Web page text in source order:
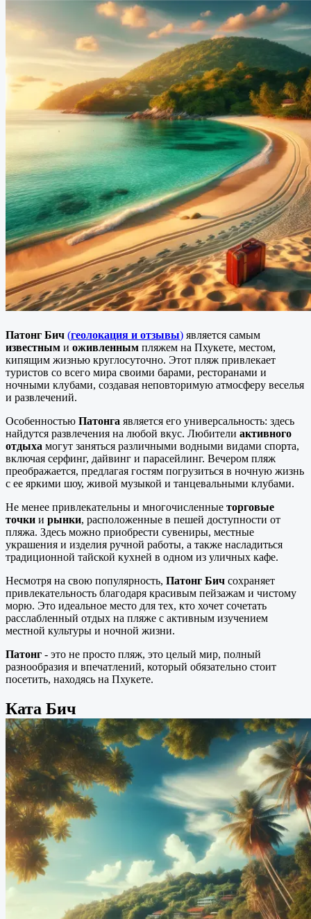
Патонг Бич (геолокация и отзывы) является самым
известным и оживленным пляжем на Пхукете, местом,
кипящим жизнью круглосуточно. Этот пляж привлекает
туристов со всего мира своими барами, ресторанами и
ночными клубами, создавая неповторимую атмосферу веселья
и развлечений.
Особенностью Патонга является его универсальность: здесь
найдутся развлечения на любой вкус. Любители активного
отдыха могут заняться различными водными видами спорта,
включая серфинг, дайвинг и парасейлинг. Вечером пляж
преображается, предлагая гостям погрузиться в ночную жизнь
с ее яркими шоу, живой музыкой и танцевальными клубами.
Не менее привлекательны и многочисленные торговые
точки и рынки, расположенные в пешей доступности от
пляжа. Здесь можно приобрести сувениры, местные
украшения и изделия ручной работы, а также насладиться
традиционной тайской кухней в одном из уличных кафе.
Несмотря на свою популярность, Патонг Бич сохраняет
привлекательность благодаря красивым пейзажам и чистому
морю. Это идеальное место для тех, кто хочет сочетать
расслабленный отдых на пляже с активным изучением
местной культуры и ночной жизни.
Патонг - это не просто пляж, это целый мир, полный
разнообразия и впечатлений, который обязательно стоит
посетить, находясь на Пхукете.
Ката Бич